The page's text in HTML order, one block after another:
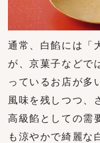
通常、白餡には「
が、京菓子などで
っているお店が多
風味を残しつつ、
高級餡としての需
も涼やかで綺麗な